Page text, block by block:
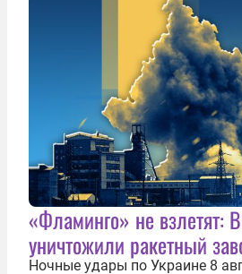
«Фламинго» не взлетят:
уничтожили ракетный
Ночные удары по Украине 8